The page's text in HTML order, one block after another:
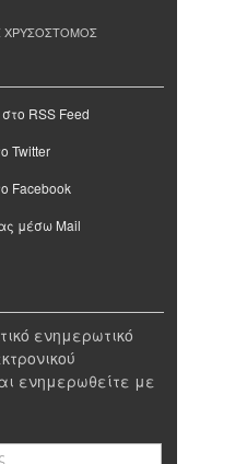
ΧΡΥΣΟΣΤΟΜΟΣ
RSS Feed
Twitter
Facebook
μέσω Mail
ενημερωτικό
ενημερωθείτε με